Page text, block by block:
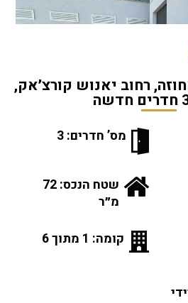
רחוב יאנוש קורצ׳אק,
מס’ חדרים: 3
שטח הנכס: 72
מ״ר
קומה: 1 מתוך 6